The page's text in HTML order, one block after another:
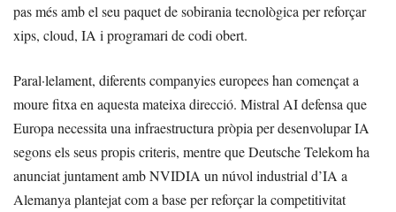
pas més amb el seu paquet de sobirania tecnològica per reforçar
xips, cloud, IA i programari de codi obert.
Paral·lelament, diferents companyies europees han començat a
moure fitxa en aquesta mateixa direcció. Mistral AI defensa que
Europa necessita una infraestructura pròpia per desenvolupar IA
segons els seus propis criteris, mentre que Deutsche Telekom ha
anunciat juntament amb NVIDIA un núvol industrial d’IA a
Alemanya plantejat com a base per reforçar la competitivitat